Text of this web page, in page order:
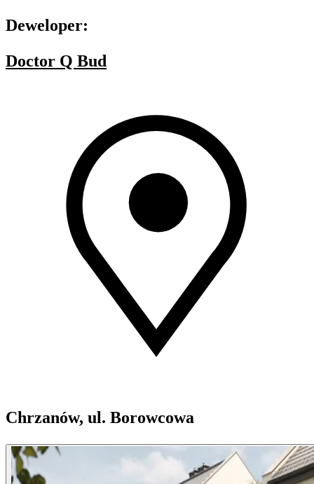
Deweloper:
Doctor Q Bud
Chrzanów, ul. Borowcowa